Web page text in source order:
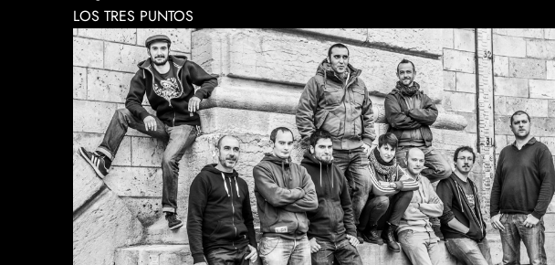
LOS TRES PUNTOS